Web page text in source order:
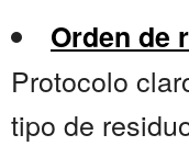
Orden de
Protocolo
tipo de